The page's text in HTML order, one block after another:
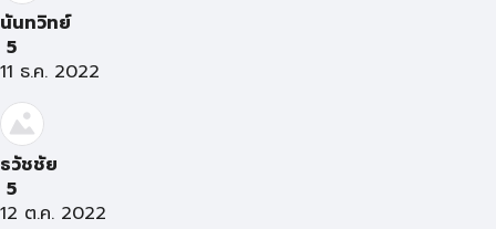
นันทวิทย์
5
11 ธ.ค. 2022
ธวัชชัย
5
12 ต.ค. 2022